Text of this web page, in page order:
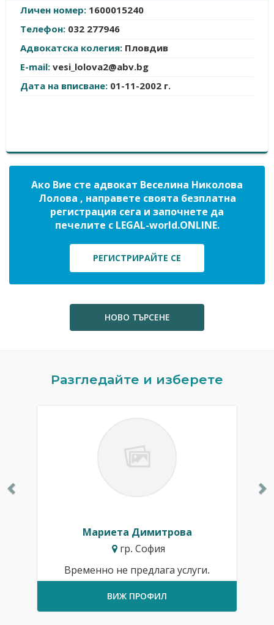
Личен номер: 1600015240
Телефон: 032 277946
Адвокатска колегия: Пловдив
E-mail: vesi_lolova2@abv.bg
Дата на вписване: 01-11-2002 г.
Ако Вие сте адвокат Веселина Николова
Лолова , направете своята безплатна
регистрация сега и започнете да
печелите с LEGAL-world.ONLINE.
РЕГИСТРИРАЙТЕ СЕ
НОВО ТЪРСЕНЕ
Разгледайте и изберете
Мариета Димитрова
гр. София
Временно не предлага услуги.
ВИЖ ПРОФИЛ